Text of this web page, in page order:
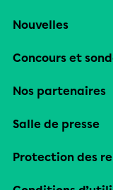
Nouvelles
Concours et
Nos partenaires
Salle de presse
Protection des